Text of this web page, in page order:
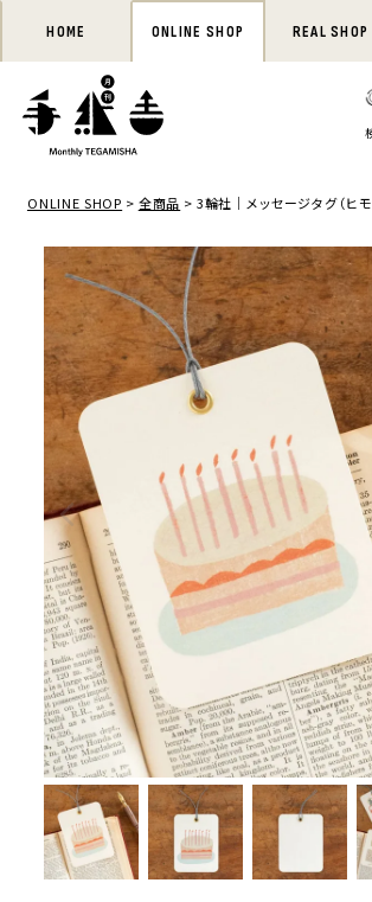
HOME ONLINE SHOP REAL SHOP
ONLINE SHOP 全商品 3輪社｜メッセージタグ（ヒモ